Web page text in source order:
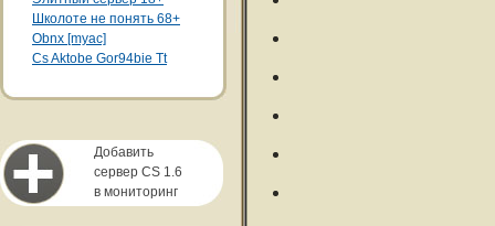
Школоте не понять 68+
Obnx [myac]
Cs Aktobe Gor94bie Tt
Добавить
сервер CS 1.6
в мониторинг